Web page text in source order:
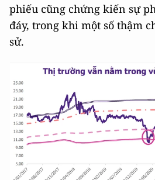
phiếu cũng chứng kiến sự
đáy, trong khi một số thậm
sử.